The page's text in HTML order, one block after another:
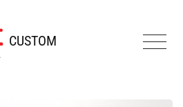
CUSTOM
MENU